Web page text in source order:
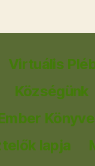
Virtuális
Községünk
lapja